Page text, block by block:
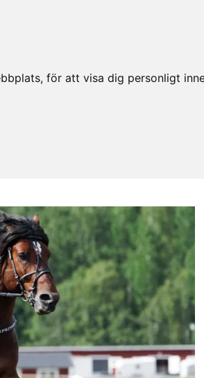
för att visa dig personligt